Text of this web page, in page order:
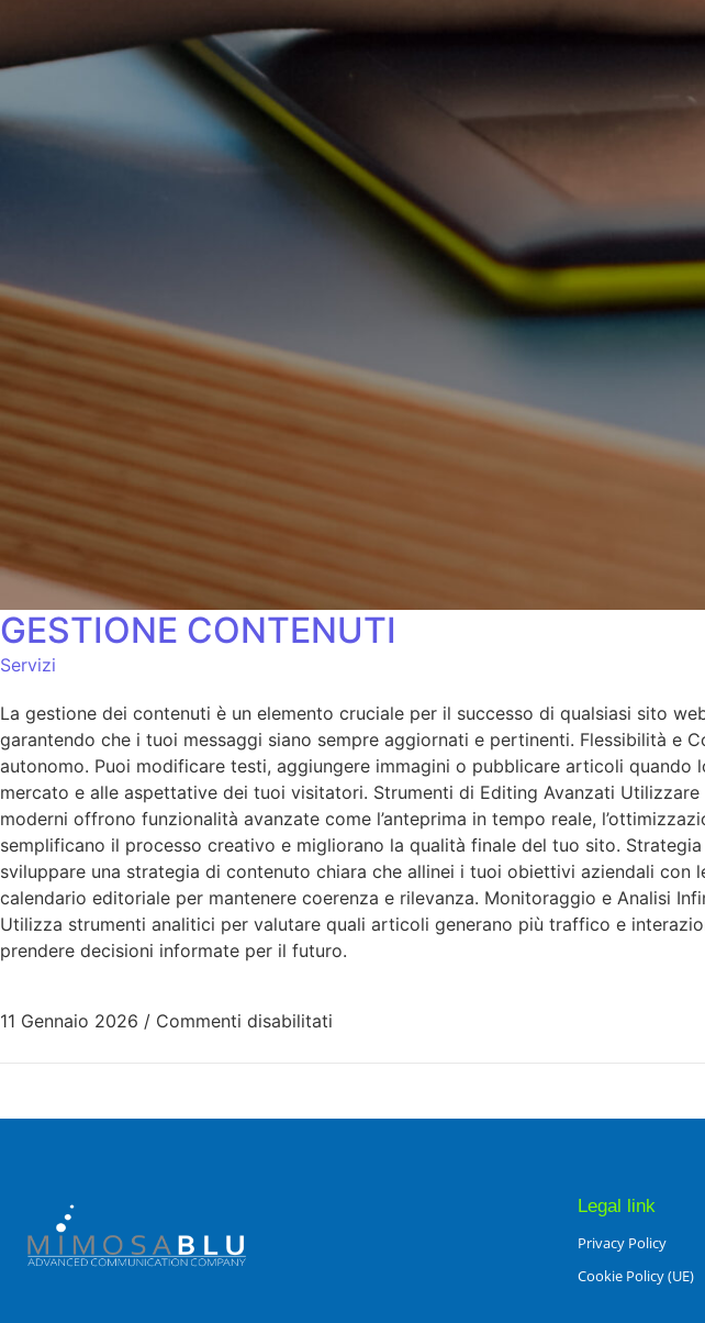
GESTIONE CONTENUTI
Servizi
La gestione dei contenuti è un elemento cruciale per il successo di qualsiasi sito
garantendo che i tuoi messaggi siano sempre aggiornati e pertinenti. Flessibilità
autonomo. Puoi modificare testi, aggiungere immagini o pubblicare articoli
mercato e alle aspettative dei tuoi visitatori. Strumenti di Editing Avanzati
moderni offrono funzionalità avanzate come l’anteprima in tempo reale,
semplificano il processo creativo e migliorano la qualità finale del tuo sito.
sviluppare una strategia di contenuto chiara che allinei i tuoi obiettivi aziendali
calendario editoriale per mantenere coerenza e rilevanza. Monitoraggio e Analisi
Utilizza strumenti analitici per valutare quali articoli generano più traffico e
prendere decisioni informate per il futuro.
11 Gennaio 2026 / Commenti disabilitati
Legal link
Privacy Policy
Cookie Policy (UE)